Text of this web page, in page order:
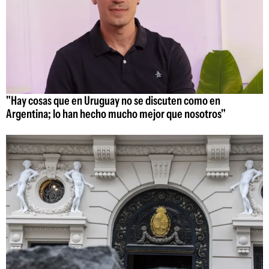
"Hay cosas que en Uruguay no se discuten como en
Argentina; lo han hecho mucho mejor que nosotros"